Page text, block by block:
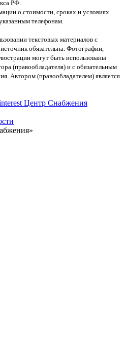
РФ.
о стоимости, сроках и условиях
телефонам.
текстовых материалов с
обязательна. Фотографии,
могут быть использованы
(правообладателя) и с обязательным
Автором (правообладателем) является